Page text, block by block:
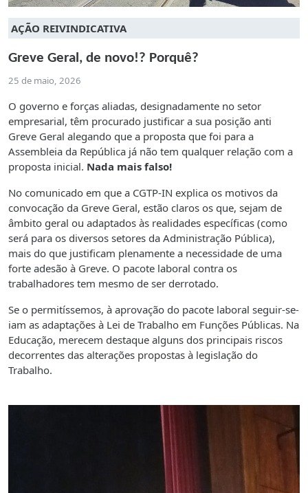
AÇÃO REIVINDICATIVA
Greve Geral, de novo!? Porquê?
25 de maio, 2026
O governo e forças aliadas, designadamente no setor
empresarial, têm procurado justificar a sua posição anti
Greve Geral alegando que a proposta que foi para a
Assembleia da República já não tem qualquer relação com a
proposta inicial. Nada mais falso!
No comunicado em que a CGTP-IN explica os motivos da
convocação da Greve Geral, estão claros os que, sejam de
âmbito geral ou adaptados às realidades específicas (como
será para os diversos setores da Administração Pública),
mais do que justificam plenamente a necessidade de uma
forte adesão à Greve. O pacote laboral contra os
trabalhadores tem mesmo de ser derrotado.
Se o permitíssemos, à aprovação do pacote laboral seguir-se-
iam as adaptações à Lei de Trabalho em Funções Públicas. Na
Educação, merecem destaque alguns dos principais riscos
decorrentes das alterações propostas à legislação do
Trabalho.